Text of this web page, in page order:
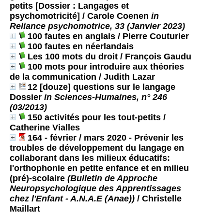
petits [Dossier : Langages et
psychomotricité] / Carole Coenen in
Reliance psychomotrice, 33 (Janvier 2023)
100 fautes en anglais / Pierre Couturier
100 fautes en néerlandais
Les 100 mots du droit / François Gaudu
100 mots pour introduire aux théories
de la communication / Judith Lazar
12 [douze] questions sur le langage
Dossier in Sciences-Humaines, n° 246
(03/2013)
150 activités pour les tout-petits /
Catherine Vialles
164 - février / mars 2020 - Prévenir les
troubles de développement du langage en
collaborant dans les milieux éducatifs:
l'orthophonie en petite enfance et en milieu
(pré)-scolaire (Bulletin de Approche
Neuropsychologique des Apprentissages
chez l'Enfant - A.N.A.E (Anae)) / Christelle
Maillart